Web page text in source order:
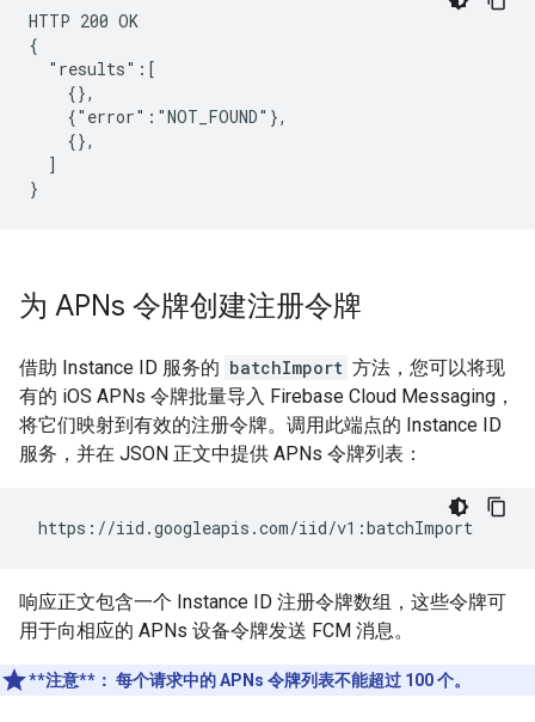
HTTP 200 OK
{
  "results":[
    {},
    {"error":"NOT_FOUND"},
    {},
  ]
为 APNs 令牌创建注册令牌
借助 Instance ID 服务的 batchImport 方法，您可以将现
有的 iOS APNs 令牌批量导入 Firebase Cloud Messaging，
将它们映射到有效的注册令牌。调用此端点的 Instance ID
服务，并在 JSON 正文中提供 APNs 令牌列表：
响应正文包含一个 Instance ID 注册令牌数组，这些令牌可
用于向相应的 APNs 设备令牌发送 FCM 消息。
**注意**： 每个请求中的 APNs 令牌列表不能超过 100 个。